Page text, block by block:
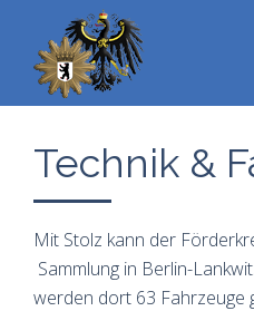
Technik &
Mit Stolz kann der
Sammlung in Berlin-
werden dort 63 Fahrzeuge